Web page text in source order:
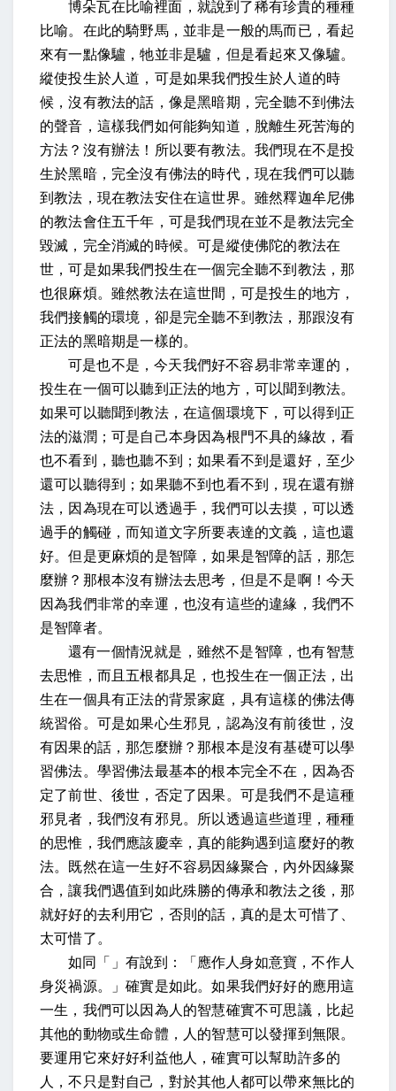
博朵瓦在比喻裡面，就說到了稀有珍貴的種種
比喻。在此的騎野馬，並非是一般的馬而已，看起
來有一點像驢，牠並非是驢，但是看起來又像驢。
縱使投生於人道，可是如果我們投生於人道的時
候，沒有教法的話，像是黑暗期，完全聽不到佛法
的聲音，這樣我們如何能夠知道，脫離生死苦海的
方法？沒有辦法！所以要有教法。我們現在不是投
生於黑暗，完全沒有佛法的時代，現在我們可以聽
到教法，現在教法安住在這世界。雖然釋迦牟尼佛
的教法會住五千年，可是我們現在並不是教法完全
毀滅，完全消滅的時候。可是縱使佛陀的教法在
世，可是如果我們投生在一個完全聽不到教法，那
也很麻煩。雖然教法在這世間，可是投生的地方，
我們接觸的環境，卻是完全聽不到教法，那跟沒有
正法的黑暗期是一樣的。
可是也不是，今天我們好不容易非常幸運的，
投生在一個可以聽到正法的地方，可以聞到教法。
如果可以聽聞到教法，在這個環境下，可以得到正
法的滋潤；可是自己本身因為根門不具的緣故，看
也不看到，聽也聽不到；如果看不到是還好，至少
還可以聽得到；如果聽不到也看不到，現在還有辦
法，因為現在可以透過手，我們可以去摸，可以透
過手的觸碰，而知道文字所要表達的文義，這也還
好。但是更麻煩的是智障，如果是智障的話，那怎
麼辦？那根本沒有辦法去思考，但是不是啊！今天
因為我們非常的幸運，也沒有這些的違緣，我們不
是智障者。
還有一個情況就是，雖然不是智障，也有智慧
去思惟，而且五根都具足，也投生在一個正法，出
生在一個具有正法的背景家庭，具有這樣的佛法傳
統習俗。可是如果心生邪見，認為沒有前後世，沒
有因果的話，那怎麼辦？那根本是沒有基礎可以學
習佛法。學習佛法最基本的根本完全不在，因為否
定了前世、後世，否定了因果。可是我們不是這種
邪見者，我們沒有邪見。所以透過這些道理，種種
的思惟，我們應該慶幸，真的能夠遇到這麼好的教
法。既然在這一生好不容易因緣聚合，內外因緣聚
合，讓我們遇值到如此殊勝的傳承和教法之後，那
就好好的去利用它，否則的話，真的是太可惜了、
太可惜了。
如同「」有說到：「應作人身如意寶，不作人
身災禍源。」確實是如此。如果我們好好的應用這
一生，我們可以因為人的智慧確實不可思議，比起
其他的動物或生命體，人的智慧可以發揮到無限。
要運用它來好好利益他人，確實可以幫助許多的
人，不只是對自己，對於其他人都可以帶來無比的